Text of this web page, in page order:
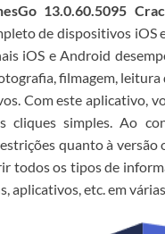
13.0.60.5095
de dispositivos iOS
iOS e Android
filmagem,
Com este aplicativo,
cliques simples.Ao
quanto à
todos os tipos de
aplicativos, etc. em